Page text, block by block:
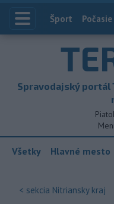
Index
Šport Počasie
Spravodajský portál
Všetky Hlavné mesto
< sekcia Nitriansky kraj